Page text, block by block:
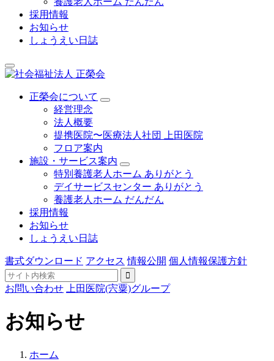
採用情報
お知らせ
しょうえい日誌
正榮会について
経営理念
法人概要
提携医院〜医療法人社団 上田医院
フロア案内
施設・サービス案内
特別養護老人ホーム ありがとう
デイサービスセンター ありがとう
養護老人ホーム だんだん
採用情報
お知らせ
しょうえい日誌
書式ダウンロード アクセス 情報公開 個人情報保護方針
お問い合わせ 上田医院(宍粟)グループ
お知らせ
ホーム